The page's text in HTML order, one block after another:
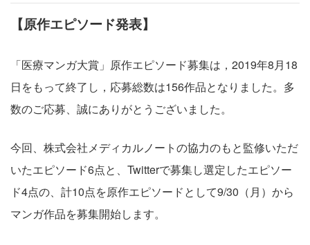
【原作エピソード発表】
「医療マンガ大賞」原作エピソード募集は，2019年8月18
日をもって終了し，応募総数は156作品となりました。多
数のご応募、誠にありがとうございました。
今回、株式会社メディカルノートの協力のもと監修いただ
いたエピソード6点と、Twitterで募集し選定したエピソー
ド4点の、計10点を原作エピソードとして9/30（月）から
マンガ作品を募集開始します。